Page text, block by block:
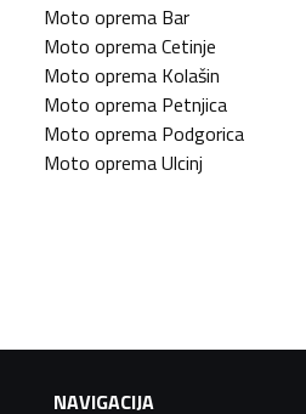
Moto oprema Bar
Moto opremaCetinje
Moto oprema Kolašin
Moto oprema Petnjica
Moto oprema Podgorica
Moto opremaUlcinj
NAVIGACIJA